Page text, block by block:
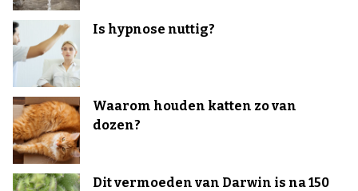
Is hypnose nuttig?
Waarom houden katten zo van
dozen?
Dit vermoeden van Darwin is na 150